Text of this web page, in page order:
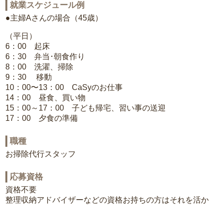
就業スケジュール例
●主婦Aさんの場合（45歳）
（平日）
6：00 起床
6：30 弁当･朝食作り
8：00 洗濯、掃除
9：30 移動
10：00〜13：00 CaSyのお仕事
14：00 昼食、買い物
15：00～17：00 子ども帰宅、習い事の送迎
17：00 夕食の準備
職種
お掃除代行スタッフ
応募資格
資格不要
整理収納アドバイザーなどの資格お持ちの方はそれを活か